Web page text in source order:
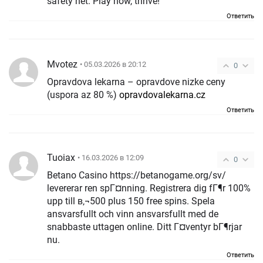
Ответить
0
Mvotez • 05.03.2026 в 20:12
Opravdova lekarna – opravdove nizke ceny
(uspora az 80 %) opravdovalekarna.cz
Ответить
0
Tuoiax • 16.03.2026 в 12:09
Betano Casino https://betanogame.org/sv/
levererar ren spГ¤nning. Registrera dig fГ¶r 100%
upp till в‚¬500 plus 150 free spins. Spela
ansvarsfullt och vinn ansvarsfullt med de
snabbaste uttagen online. Ditt Г¤ventyr bГ¶rjar
nu.
Ответить